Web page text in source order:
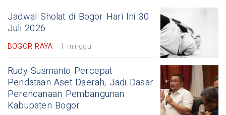
Jadwal Sholat di Bogor Hari Ini 30
Juli 2026
BOGOR RAYA 1 minggu
Rudy Susmanto Percepat
Pendataan Aset Daerah, Jadi Dasar
Perencanaan Pembangunan
Kabupaten Bogor